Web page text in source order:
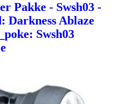
Pakke - Swsh03 -
Darkness Ablaze
Swsh03